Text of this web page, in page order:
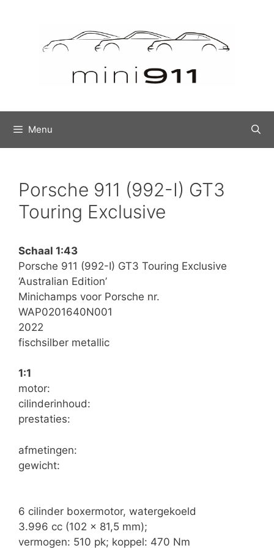
Menu
Porsche 911 (992-I) GT3
Touring Exclusive
Schaal 1:43
Porsche 911 (992-I) GT3 Touring Exclusive
‘Australian Edition’
Minichamps voor Porsche nr.
WAP0201640N001
2022
fischsilber metallic
1:1
motor:
cilinderinhoud:
prestaties:
afmetingen:
gewicht:
6 cilinder boxermotor, watergekoeld
3.996 cc (102 x 81,5 mm);
vermogen: 510 pk; koppel: 470 Nm